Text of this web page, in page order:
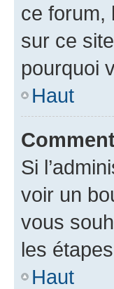
ce forum,
sur ce
pourquoi
Haut
Si
voir un
vous
les
Haut